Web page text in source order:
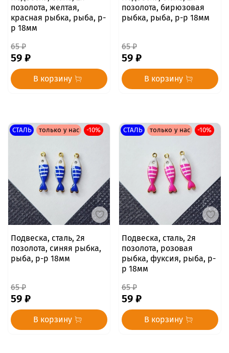
позолота, желтая,
красная рыбка, рыба, р-
р 18мм
65 ₽
59 ₽
В корзину
позолота, бирюзовая
рыбка, рыба, р-р 18мм
65 ₽
59 ₽
В корзину
СТАЛЬ только у нас -10%
Подвеска, сталь, 2я
позолота, синяя рыбка,
рыба, р-р 18мм
65 ₽
59 ₽
В корзину
СТАЛЬ только у нас -10%
Подвеска, сталь, 2я
позолота, розовая
рыбка, фуксия, рыба, р-
р 18мм
65 ₽
59 ₽
В корзину